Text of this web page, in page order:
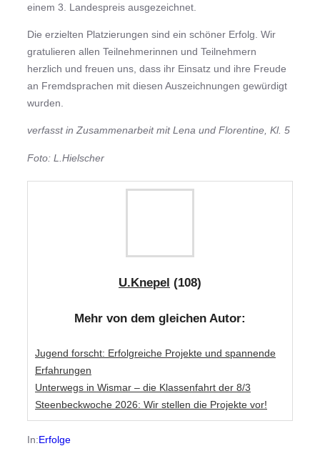
einem 3. Landespreis ausgezeichnet.
Die erzielten Platzierungen sind ein schöner Erfolg. Wir
gratulieren allen Teilnehmerinnen und Teilnehmern
herzlich und freuen uns, dass ihr Einsatz und ihre Freude
an Fremdsprachen mit diesen Auszeichnungen gewürdigt
wurden.
verfasst in Zusammenarbeit mit Lena und Florentine, Kl. 5
Foto: L.Hielscher
U.Knepel (108)
Mehr von dem gleichen Autor:
Jugend forscht: Erfolgreiche Projekte und spannende
Erfahrungen
Unterwegs in Wismar – die Klassenfahrt der 8/3
Steenbeckwoche 2026: Wir stellen die Projekte vor!
In:Erfolge